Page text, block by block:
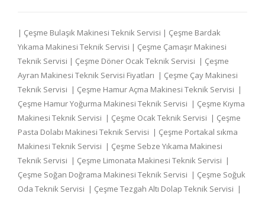
| Çeşme Bulaşık Makinesi Teknik Servisi | Çeşme Bardak
Yıkama Makinesi Teknik Servisi | Çeşme Çamaşır Makinesi
Teknik Servisi | Çeşme Döner Ocak Teknik Servisi | Çeşme
Ayran Makinesi Teknik Servisi Fiyatları | Çeşme Çay Makinesi
Teknik Servisi | Çeşme Hamur Açma Makinesi Teknik Servisi |
Çeşme Hamur Yoğurma Makinesi Teknik Servisi | Çeşme Kıyma
Makinesi Teknik Servisi | Çeşme Ocak Teknik Servisi | Çeşme
Pasta Dolabı Makinesi Teknik Servisi | Çeşme Portakal sıkma
Makinesi Teknik Servisi | Çeşme Sebze Yıkama Makinesi
Teknik Servisi | Çeşme Limonata Makinesi Teknik Servisi |
Çeşme Soğan Doğrama Makinesi Teknik Servisi | Çeşme Soğuk
Oda Teknik Servisi | Çeşme Tezgah Altı Dolap Teknik Servisi |